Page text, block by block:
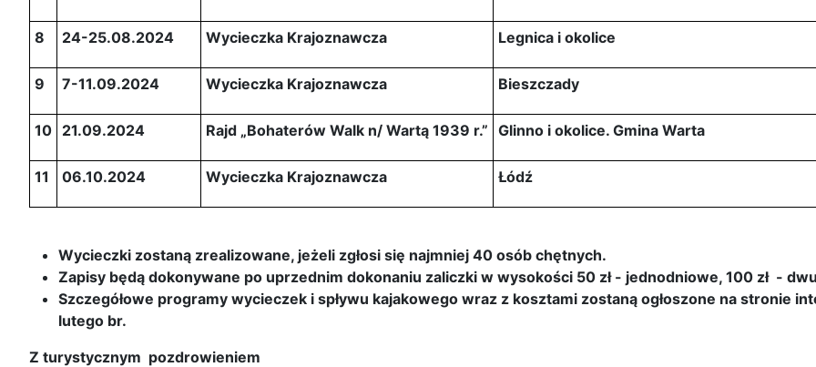
8 24-25.08.2024 Wycieczka Krajoznawcza Legnica i okolice
9 7-11.09.2024 Wycieczka Krajoznawcza Bieszczady
10 21.09.2024 Rajd „Bohaterów Walk n/ Wartą 1939 r.” Glinno i okolice. Gmina Warta
11 06.10.2024 Wycieczka Krajoznawcza Łódź
Wycieczki zostaną zrealizowane, jeżeli zgłosi się najmniej 40 osób chętnych.
Zapisy będą dokonywane po uprzednim dokonaniu zaliczki w wysokości 50 zł - jednodniowe, 100 zł -
Szczegółowe programy wycieczek i spływu kajakowego wraz z kosztami zostaną ogłoszone na stronie
lutego br.
Z turystycznym pozdrowieniem